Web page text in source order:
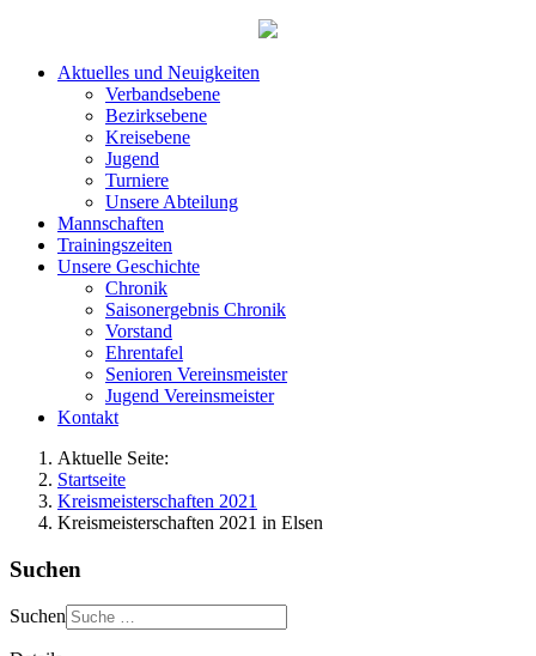
Aktuelles und Neuigkeiten
Verbandsebene
Bezirksebene
Kreisebene
Jugend
Turniere
Unsere Abteilung
Mannschaften
Trainingszeiten
Unsere Geschichte
Chronik
Saisonergebnis Chronik
Vorstand
Ehrentafel
Senioren Vereinsmeister
Jugend Vereinsmeister
Kontakt
Aktuelle Seite:
Startseite
Kreismeisterschaften 2021
Kreismeisterschaften 2021 in Elsen
Suchen
Suchen